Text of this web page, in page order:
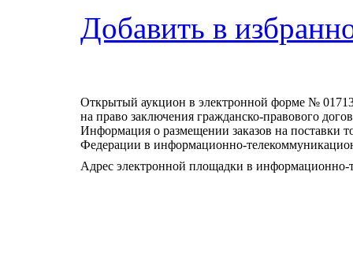
Добавить в
Открытый аукцион в электронной форме №
на право заключения гражданско-правового
Информация о размещении заказов на поставки
Федерации в информационно-
Адрес электронной площадки в